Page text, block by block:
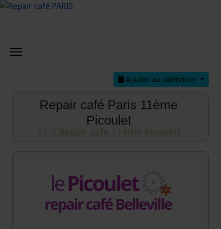
Ajouter au calendrier
Repair café Paris 11ème
Picoulet
11-2.Repair cafe 11ème Picoulet